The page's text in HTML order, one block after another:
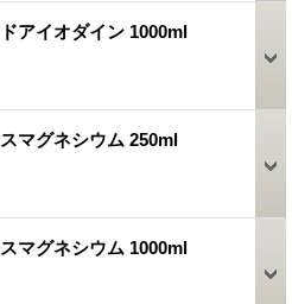
アイオダイン 1000ml
マグネシウム 250ml
マグネシウム 1000ml